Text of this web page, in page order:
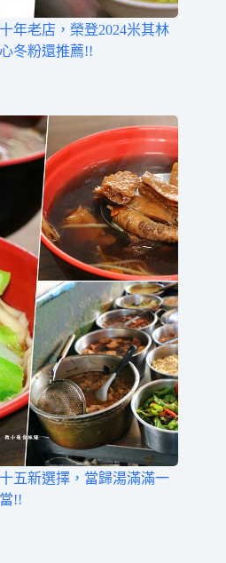
年老店，榮登2024米其林
冬粉還推薦!!
五新選擇，當歸湯滿滿一
!!